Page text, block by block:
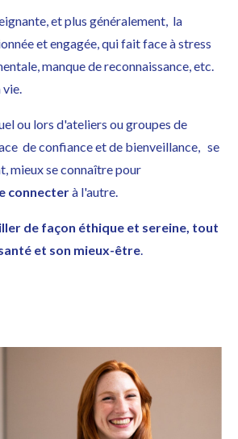
et plus généralement, la
et engagée, qui fait face àstress
manque de reconnaissance, etc.
vie.
ou lors d'ateliers ou groupes de
de confiance et de bienveillance, se
mieux se connaîtrepour
connecterà l'autre.
de façon éthique et sereine, tout
et son mieux-être.